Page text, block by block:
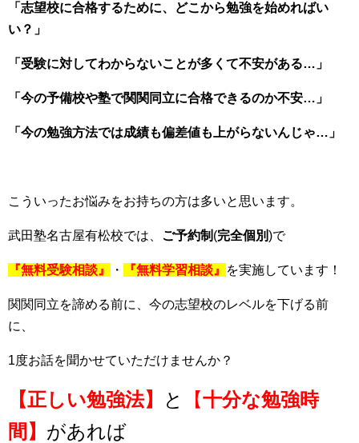
「志望校に合格するために、どこから勉強を始めればい
い？」
「受験に対してわからないことが多くて不安がある…」
「今の予備校や塾で関関同立に合格できるのか不安…」
「今の勉強方法では成績も偏差値も上がらないんじゃ…」
こういったお悩みをお持ちの方は多いと思います。
武田塾名古屋有松校では、 ご予約制 (完全個別)で
『無料受験相談』 ・ 『無料学習相談』 を実施しています！
関関同立を諦める前に、今の志望校のレベルを下げる前
に、
1度お話を聞かせていただけませんか？
【正しい勉強法】 と 【十分な勉強時
間】 があれば